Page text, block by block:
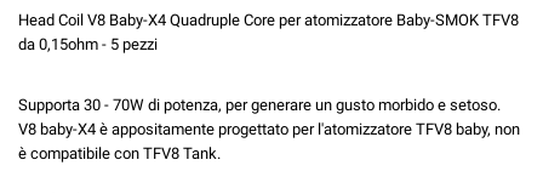
Head Coil V8 Baby-X4 Quadruple Core per atomizzatore Baby-SMOK TFV8
da 0,15ohm - 5 pezzi
Supporta 30 - 70W di potenza, per generare un gusto morbido e setoso.
V8 baby-X4 è appositamente progettato per l'atomizzatore TFV8 baby, non
è compatibile con TFV8 Tank.